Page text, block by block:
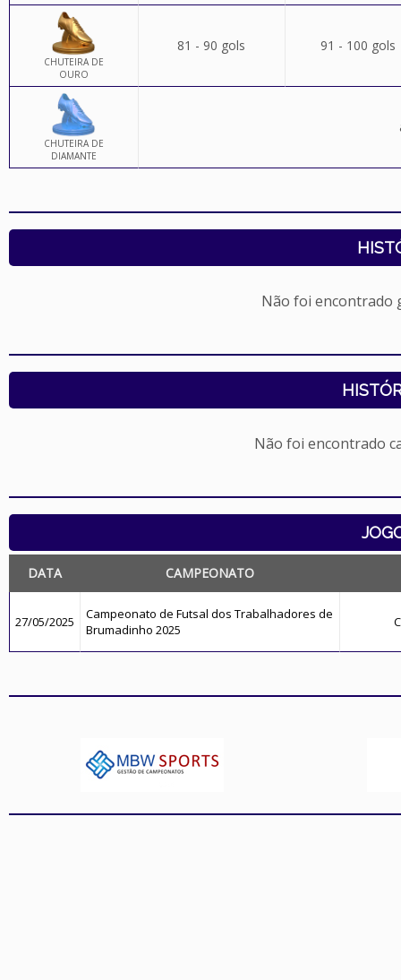
CHUTEIRA DE
OURO
81 - 90 gols 91 - 100 gols
CHUTEIRA DE
DIAMANTE
Não foi encontrado
Não foi encontrado
DATA CAMPEONATO
27/05/2025
Campeonato de Futsal dos Trabalhadores de
Brumadinho 2025